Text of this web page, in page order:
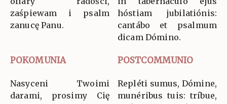
zaśpiewam i psalm
zanucę Panu.
hóstiam jubilatiónis:
cantábo et psalmum
dicam Dómino.
POKOMUNIA POSTCOMMUNIO
Nasyceni Twoimi
darami, prosimy Cię
Repléti sumus, Dómine,
munéribus tuis: tríbue,